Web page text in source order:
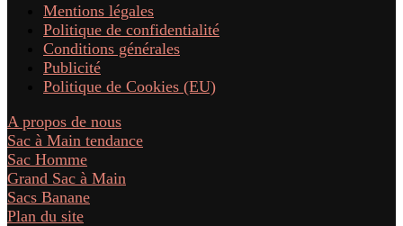
Mentions légales
Politique de confidentialité
Conditions générales
Publicité
Politique de Cookies (EU)
A propos de nous
Sac à Main tendance
Sac Homme
Grand Sac à Main
Sacs Banane
Plan du site